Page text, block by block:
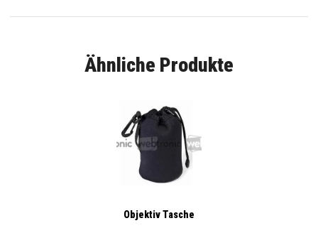
Ähnliche Produkte
Objektiv Tasche